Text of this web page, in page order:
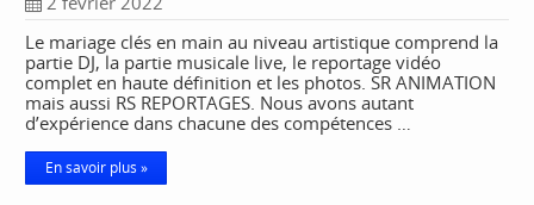
Le mariage clés en main au niveau artistique comprend la
partie DJ, la partie musicale live, le reportage vidéo
complet en haute définition et les photos. SR ANIMATION
mais aussi RS REPORTAGES. Nous avons autant
d’expérience dans chacune des compétences …
En savoir plus »